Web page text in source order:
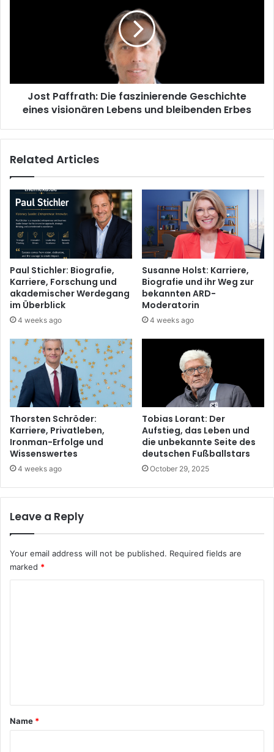
und
bleibenden
Erbes
Jost Paffrath: Die faszinierende Geschichte
eines visionären Lebens und bleibenden Erbes
Related Articles
Paul Stichler: Biografie,
Karriere, Forschung und
akademischer Werdegang
im Überblick
4 weeks ago
Susanne Holst: Karriere,
Biografie und ihr Weg zur
bekannten ARD-
Moderatorin
4 weeks ago
Thorsten Schröder:
Karriere, Privatleben,
Ironman-Erfolge und
Wissenswertes
4 weeks ago
Tobias Lorant: Der
Aufstieg, das Leben und
die unbekannte Seite des
deutschen Fußballstars
October 29, 2025
Leave a Reply
Your email address will not be published. Required fields are
marked *
*
Name *